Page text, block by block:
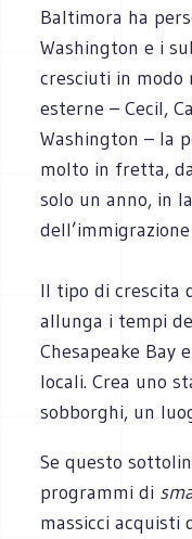
Baltimora ha
Washington e i
cresciuti in modo
esterne – Cecil,
Washington – la
molto in fretta,
solo un anno, in
Il tipo di crescita
allunga i tempi
Chesapeake Bay
locali. Crea uno
sobborghi, un
Se questo
programmi di
massicci acquisti